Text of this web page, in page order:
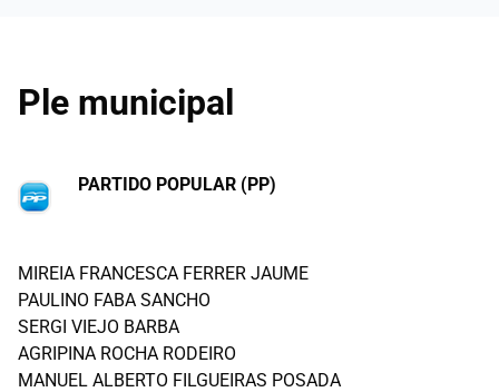
Ple municipal
PARTIDO POPULAR (PP)
MIREIA FRANCESCA FERRER JAUME
PAULINO FABA SANCHO
SERGI VIEJO BARBA
AGRIPINA ROCHA RODEIRO
MANUEL ALBERTO FILGUEIRAS POSADA